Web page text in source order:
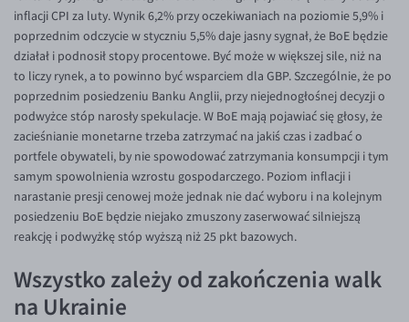
EUR/GBP
EUR/CHF
EUR/CZK
EUR/DKK
EUR/NOK
EUR/SEK
EUR/AUD
EUR/BGN
EUR/CNY
EUR/HKD
inflacji CPI za luty. Wynik 6,2% przy oczekiwaniach na poziomie 5,9% i
poprzednim odczycie w styczniu 5,5% daje jasny sygnał, że BoE będzie
działał i podnosił stopy procentowe. Być może w większej sile, niż na
to liczy rynek, a to powinno być wsparciem dla GBP. Szczególnie, że po
poprzednim posiedzeniu Banku Anglii, przy niejednogłośnej decyzji o
podwyżce stóp narosły spekulacje. W BoE mają pojawiać się głosy, że
zacieśnianie monetarne trzeba zatrzymać na jakiś czas i zadbać o
portfele obywateli, by nie spowodować zatrzymania konsumpcji i tym
samym spowolnienia wzrostu gospodarczego. Poziom inflacji i
narastanie presji cenowej może jednak nie dać wyboru i na kolejnym
posiedzeniu BoE będzie niejako zmuszony zaserwować silniejszą
reakcję i podwyżkę stóp wyższą niż 25 pkt bazowych.
Wszystko zależy od zakończenia walk
na Ukrainie